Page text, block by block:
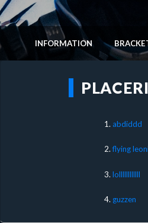
INFORMATION
1. abdiddd
2.flying
3. lollllllllllll
4. guzzen